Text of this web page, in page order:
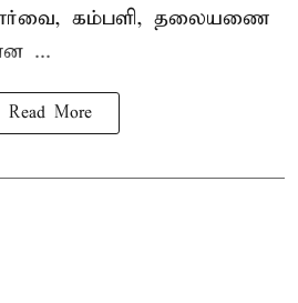
கம்பளி, தலையணை
...
Read More